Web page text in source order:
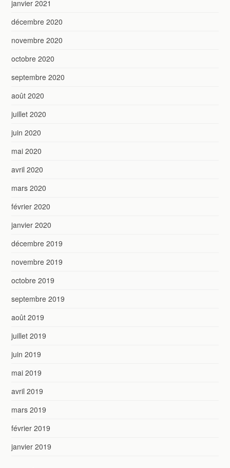
janvier 2021
décembre 2020
novembre 2020
octobre 2020
septembre 2020
août 2020
juillet 2020
juin 2020
mai 2020
avril 2020
mars 2020
février 2020
janvier 2020
décembre 2019
novembre 2019
octobre 2019
septembre 2019
août 2019
juillet 2019
juin 2019
mai 2019
avril 2019
mars 2019
février 2019
janvier 2019